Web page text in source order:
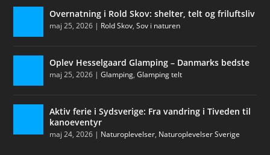
Overnatning i Rold Skov: shelter, telt og friluftsliv
maj 25, 2026 | Rold Skov,Sov i naturen
Oplev Hesselgaard Glamping – Danmarks bedste
maj 25, 2026 |Glamping,Glamping telt
Aktiv ferie i Sydsverige: Fra vandring i Tiveden til
kanoeventyr
maj 24, 2026 | Naturoplevelser, Naturoplevelser Sverige